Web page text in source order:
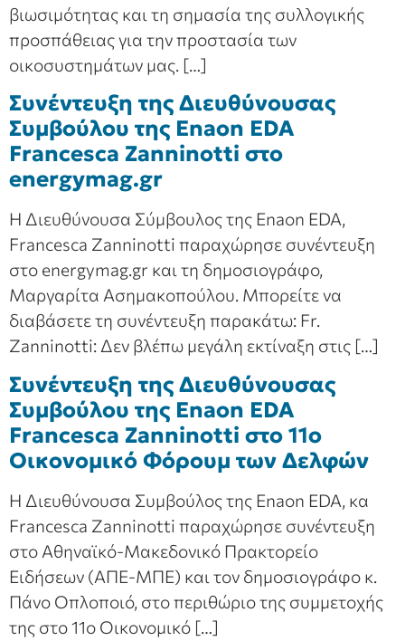
βιωσιμότητας και τη σημασία της συλλογικής
προσπάθειας για την προστασία των
οικοσυστημάτων μας. […]
Συνέντευξη της Διευθύνουσας
Συμβούλου της Enaon EDA
Francesca Zanninotti στο
energymag.gr
Η Διευθύνουσα Σύμβουλος της Enaon EDA,
Francesca Zanninotti παραχώρησε συνέντευξη
στο energymag.gr και τη δημοσιογράφο,
Μαργαρίτα Ασημακοπούλου. Μπορείτε να
διαβάσετε τη συνέντευξη παρακάτω: Fr.
Zanninotti: Δεν βλέπω μεγάλη εκτίναξη στις […]
Συνέντευξη της Διευθύνουσας
Συμβούλου της Enaon EDA
Francesca Zanninotti στο 11ο
Οικονομικό Φόρουμ των Δελφών
Η Διευθύνουσα Συμβούλος της Enaon EDA, κα
Francesca Zanninotti παραχώρησε συνέντευξη
στο Αθηναϊκό-Μακεδονικό Πρακτορείο
Ειδήσεων (ΑΠΕ-ΜΠΕ) και τον δημοσιογράφο κ.
Πάνο Οπλοποιό, στο περιθώριο της συμμετοχής
της στο 11ο Οικονομικό […]